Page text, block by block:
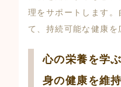
理をサポートします。
て、持続可能な健康を
心の栄養を学
身の健康を維